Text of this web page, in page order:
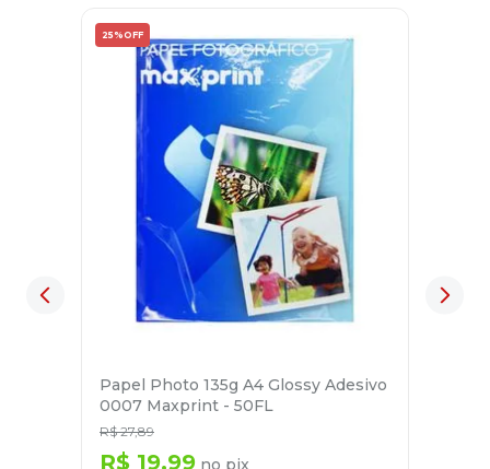
25% OFF
Papel Photo 135g A4 Glossy Adesivo
0007 Maxprint - 50FL
R$ 27,89
R$ 19,99